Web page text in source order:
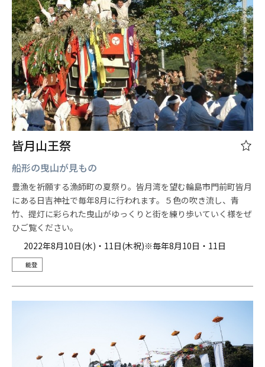
皆月山王祭
船形の曳山が見もの
豊漁を祈願する漁師町の夏祭り。皆月湾を望む輪島市門前町皆月
にある日吉神社で毎年8月に行われます。５色の吹き流し、青
竹、提灯に彩られた曳山がゆっくりと街を練り歩いていく様をぜ
ひご覧ください。
2022年8月10日(水)・11日(木祝)※毎年8月10日・11日
能登